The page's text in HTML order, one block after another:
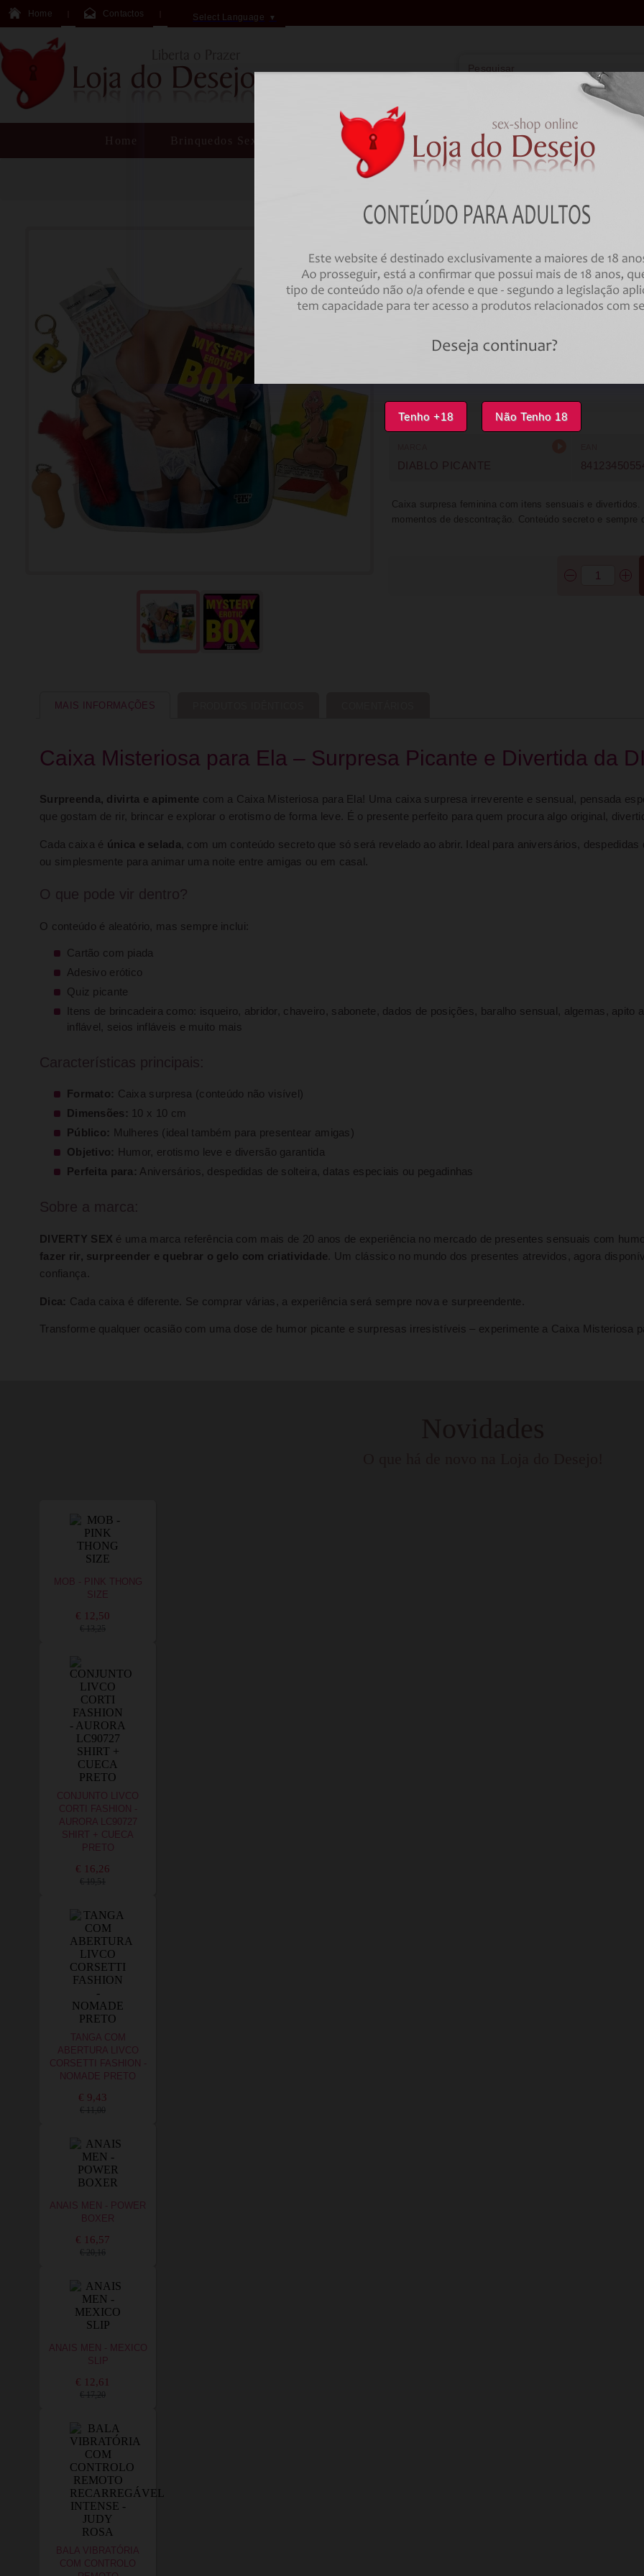
Tenho +18 Não Tenho 18
Home Contactos Select Language ▼
Home Brinquedos Sexuais Vibradores Lingerie Farmácia
HOME
DIABLO PICANTE - MYSTERY
HER 10 X 10
Código:00034468
DIABLO PICANTE
Caixa surpresa feminina com itens sensuais e
momentos de descontração. Conteúdo secreto e sempre
MAIS INFORMAÇÕES
Caixa Misteriosa para Ela – Surpresa Picante e Divertida da
Surpreenda, divirta e apimente com a Caixa Misteriosa para Ela! Uma caixa surpresa irreverente e sensual, pensada
que gostam de rir, brincar e explorar o erotismo de forma leve. É o presente perfeito para quem procura algo original,
Cada caixa é única e selada, com um conteúdo secreto que só será revelado ao abrir. Ideal para aniversários,
ou simplesmente para animar uma noite entre amigas ou em casal.
O que pode vir dentro?
O conteúdo é aleatório, mas sempre inclui:
Cartão com piada
Adesivo erótico
Quiz picante
Itens de brincadeira como: isqueiro, abridor, chaveiro, sabonete, dados de posições, baralho sensual, algemas, apito
inflável, seios infláveis e muito mais
Características principais:
Formato: Caixa surpresa (conteúdo não visível)
Dimensões: 10 x 10 cm
Público:
Mulheres (ideal também para presentear amigas)
Objetivo:
Humor, erotismo leve e diversão garantida
Perfeita para: Aniversários, despedidas de solteira, datas especiais ou pegadinhas
Sobre a marca:
DIVERTY SEX é uma marca referência com mais de 20 anos de experiência no mercado de presentes sensuais com
fazer rir, surpreender e quebrar o gelo com criatividade . Um clássico no mundo dos presentes atrevidos, agora
confiança.
Dica: Cada caixa é diferente. Se comprar várias, a experiência será sempre nova e surpreendente.
Transforme qualquer ocasião com uma dose de humor picante e surpresas irresistíveis – experimente a Caixa Misteriosa
MOB - PINK THONG
SIZE
€ 12,50
€ 13,25
CONJUNTO LIVCO
CORTI FASHION -
AURORA LC90727
SHIRT + CUECA
PRETO
€ 16,26
€ 19,51
TANGA COM
ABERTURA LIVCO
CORSETTI FASHION -
NOMADE PRETO
€ 9,43
€ 11,00
ANAIS MEN - POWER
BOXER
€ 16,57
€ 20,16
ANAIS MEN - MEXICO
SLIP
€ 12,61
€ 17,20
BALA VIBRATÓRIA
COM CONTROLO